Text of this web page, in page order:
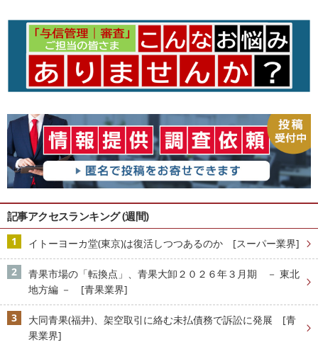
記事アクセスランキング (週間)
イトーヨーカ堂(東京)は復活しつつあるのか [スーパー業界]
青果市場の「転換点」、青果大卸２０２６年３月期 － 東北
地方編 － [青果業界]
大同青果(福井)、架空取引に絡む未払債務で訴訟に発展 [青
果業界]